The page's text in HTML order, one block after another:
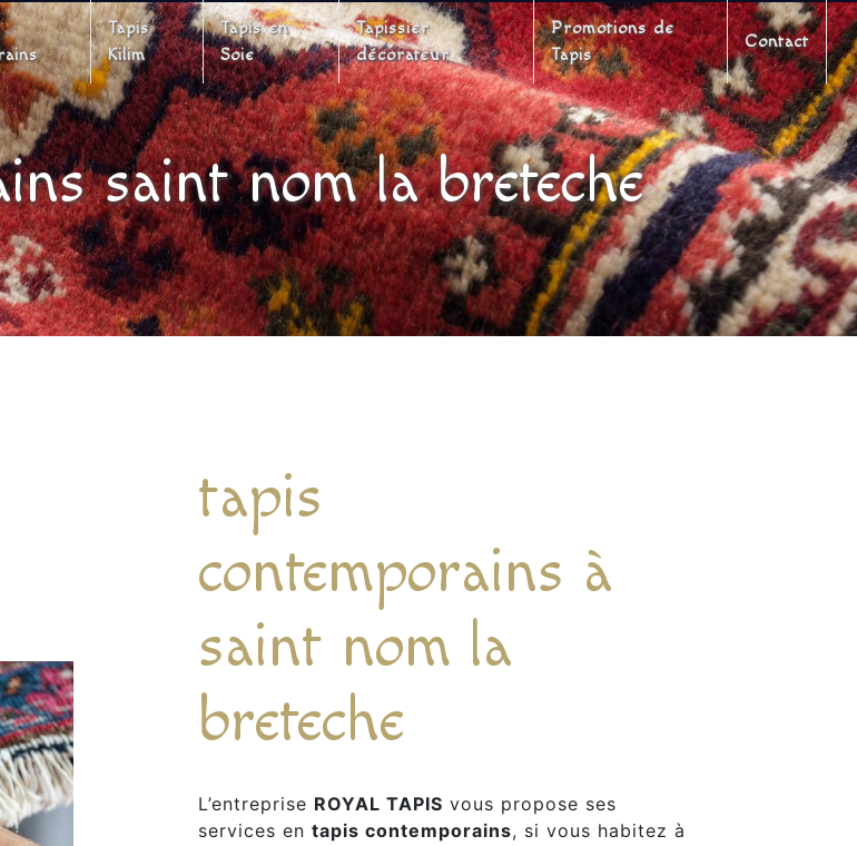
Tapis
Kilim
Tapis en
Soie
Tapissier
décorateur
Promotions de
Tapis
Contact
saint nom la breteche
tapis
contemporains à
saint nom la
breteche
L’entreprise ROYAL TAPIS vous propose ses
services en tapis contemporains, si vous habitez à